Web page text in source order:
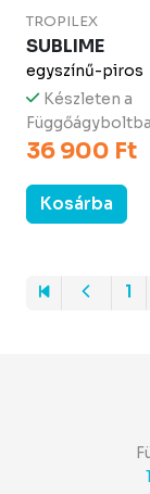
TROPILEX
SUBLIME
egyszínű-piros
Készleten a
36 900 Ft
Kosárba
1